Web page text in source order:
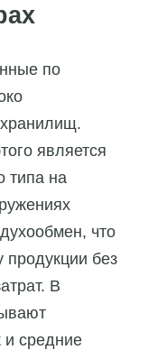
по
является
типа на
что
продукции без
В
и средние